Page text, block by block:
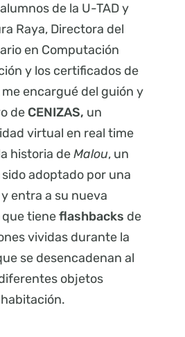
de la U-TAD y
Raya, Directora del
en Computación
y los certificados de
encargué del guión y
de CENIZAS, un
virtual en real time
historia deMalou, un
adoptado por una
entra a su nueva
tieneflashbacks de
vividas durante la
se desencadenan al
objetos